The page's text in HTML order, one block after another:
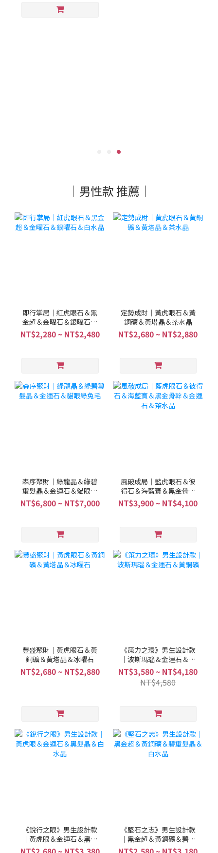
｜男性款 推薦｜
即行掌局｜紅虎眼石＆黑
金超＆金曜石＆銀曜石＆
白水晶
NT$2,280 ~ NT$2,480
定勢成財｜黃虎眼石＆黃
銅礦＆黃塔晶＆茶水晶
NT$2,680 ~ NT$2,880
森序聚財｜綠龍晶＆綠碧
璽髮晶＆金運石＆貓眼綠
兔毛
NT$6,800 ~ NT$7,000
風破成局｜藍虎眼石＆彼
得石＆海藍寶＆黑金骨幹
＆金運石＆茶水晶
NT$3,900 ~ NT$4,100
豐盛聚財｜黃虎眼石＆黃
銅礦＆黃塔晶＆冰曜石
NT$2,680 ~ NT$2,880
《策力之環》男生設計款
｜波斯瑪瑙＆金運石＆黃
銅礦
NT$3,580 ~ NT$4,180
NT$4,580
《銳行之眼》男生設計款
｜黃虎眼＆金運石＆黑髮
晶＆白水晶
《堅石之志》男生設計款
｜黑金超＆黃銅礦＆碧璽
髮晶＆白水晶